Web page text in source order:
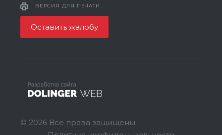
ВЕРСИЯ ДЛЯ ПЕЧАТИ
Оставить жалобу
© 2026 Все права защищены.